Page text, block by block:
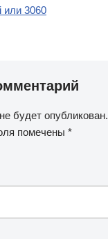
или 3060
будет опубликован.
помечены *